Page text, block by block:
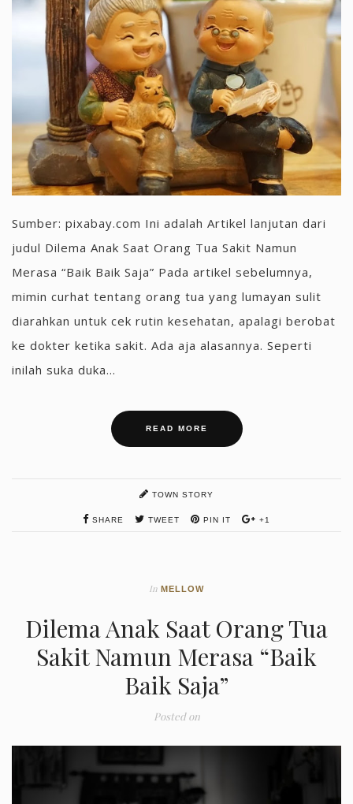
Sumber: pixabay.com Ini adalah Artikel lanjutan dari
judul Dilema Anak Saat Orang Tua Sakit Namun
Merasa “Baik Baik Saja” Pada artikel sebelumnya,
mimin curhat tentang orang tua yang lumayan sulit
diarahkan untuk cek rutin kesehatan, apalagi berobat
ke dokter ketika sakit. Ada aja alasannya. Seperti
inilah suka duka...
READ MORE
TOWN STORY
SHARE TWEET PIN IT +1
In MELLOW
Dilema Anak Saat Orang Tua
Sakit Namun Merasa “Baik
Baik Saja”
Posted on